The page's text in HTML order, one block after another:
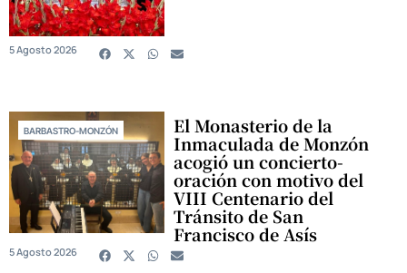
5 Agosto 2026
BARBASTRO-MONZÓN El Monasterio de la
Inmaculada de Monzón
acogió un concierto-
oración con motivo del
VIII Centenario del
Tránsito de San
Francisco de Asís
5 Agosto 2026